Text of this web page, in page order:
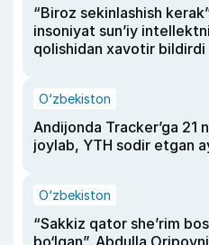
“Biroz sekinlashish
insoniyat sun’iy
qolishidan xavotir bildirdi
O‘zbekiston
Andijonda Tracker’ga 21
joylab, YTH sodir etgan
O‘zbekiston
“Sakkiz qator she’rim
bo‘lgan”. Abdulla